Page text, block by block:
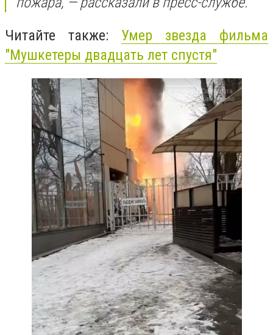
Читайте также: Умер звезда фильма
"Мушкетеры двадцать лет спустя"